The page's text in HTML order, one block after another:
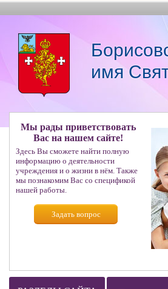
имя
Мы рады приветствовать
Вас на нашем сайте!
Здесь Вы сможете найти полную
информацию о деятельности
учреждения и о жизни в нём. Также
мы познакомим Вас со спецификой
нашей работы.
Задать вопрос